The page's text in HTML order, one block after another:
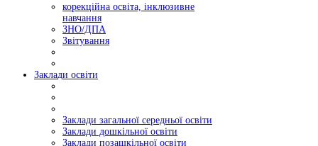
корекційна освіта, інклюзивне
навчання
ЗНО/ДПА
Звітування
Заклади освіти
Заклади загальної середньої освіти
Заклади дошкільної освіти
Заклади позашкільної освіти